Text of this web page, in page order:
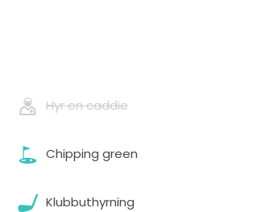
Hyr en caddie
Chipping green
Klubbuthyrning